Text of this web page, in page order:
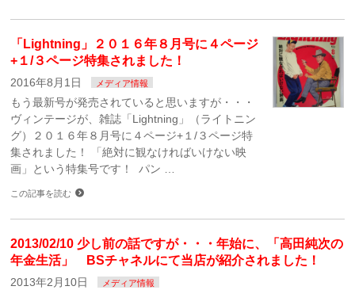
「Lightning」２０１６年８月号に４ページ
+１/３ページ特集されました！
2016年8月1日 メディア情報
もう最新号が発売されていると思いますが・・・
ヴィンテージが、雑誌「Lightning」（ライトニン
グ）２０１６年８月号に４ページ+１/３ページ特
集されました！ 「絶対に観なければいけない映
画」という特集号です！ パン …
この記事を読む
2013/02/10 少し前の話ですが・・・年始に、「高田純次の
年金生活」 BSチャネルにて当店が紹介されました！
2013年2月10日 メディア情報